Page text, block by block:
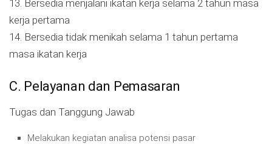
13. Bersedia menjalani ikatan kerja selama 2 tahun masa
kerja pertama
14. Bersedia tidak menikah selama 1 tahun pertama
masa ikatan kerja
C. Pelayanan dan Pemasaran
Tugas dan Tanggung Jawab
Melakukan kegiatan analisa potensi pasar